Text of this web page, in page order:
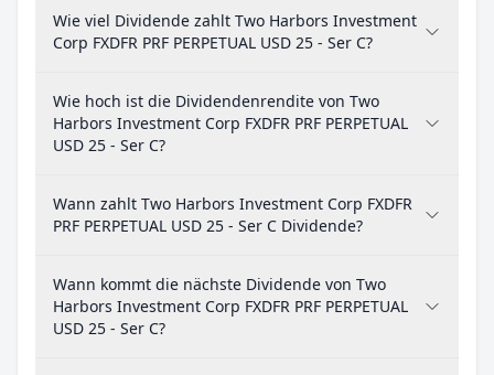
Wie viel Dividende zahlt Two Harbors Investment
Corp FXDFR PRF PERPETUAL USD 25 - Ser C?
Wie hoch ist die Dividendenrendite von Two
Harbors Investment Corp FXDFR PRF PERPETUAL
USD 25 - Ser C?
Wann zahlt Two Harbors Investment Corp FXDFR
PRF PERPETUAL USD 25 - Ser C Dividende?
Wann kommt die nächste Dividende von Two
Harbors Investment Corp FXDFR PRF PERPETUAL
USD 25 - Ser C?